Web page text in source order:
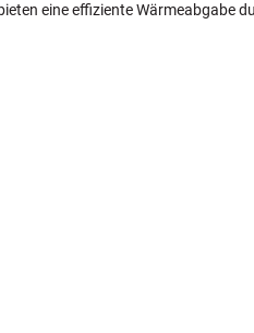
eine effiziente Wärmeabgabe